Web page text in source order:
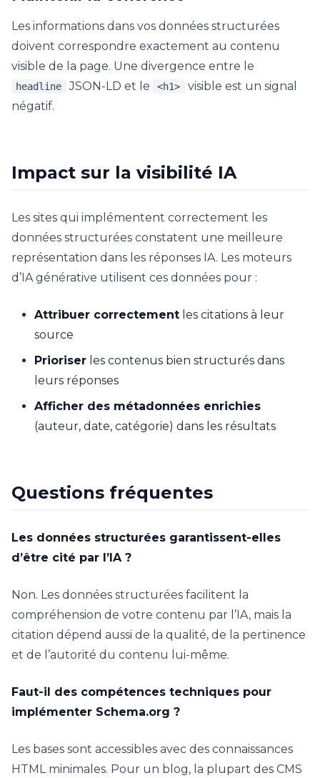
Les informations dans vos données structurées
doivent correspondre exactement au contenu
visible de la page. Une divergence entre le
headline JSON-LD et le <h1>
visible est un signal
négatif.
Impact sur la visibilité IA
Les sites qui implémentent correctement les
données structurées constatent une meilleure
représentation dans les réponses IA. Les moteurs
d’IA générative utilisent ces données pour :
Attribuer correctement les citations à leur
source
Prioriser les contenus bien structurés dans
leurs réponses
Afficher des métadonnées enrichies
(auteur, date, catégorie) dans les résultats
Questions fréquentes
Les données structurées garantissent-elles
d’être cité par l’IA ?
Non. Les données structurées facilitent la
compréhension de votre contenu par l’IA, mais la
citation dépend aussi de la qualité, de la pertinence
et de l’autorité du contenu lui-même.
Faut-il des compétences techniques pour
implémenter Schema.org ?
Les bases sont accessibles avec des connaissances
HTML minimales. Pour un blog, la plupart des CMS